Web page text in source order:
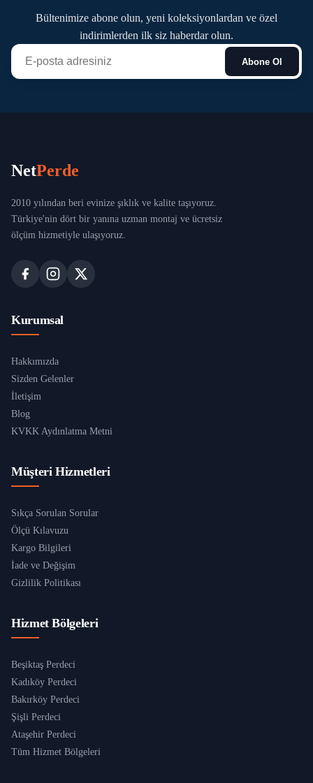
Bültenimize abone olun, yeni koleksiyonlardan ve özel
indirimlerden ilk siz haberdar olun.
Abone Ol
NetPerde
2010 yılından beri evinize şıklık ve kalite taşıyoruz.
Türkiye'nin dört bir yanına uzman montaj ve ücretsiz
ölçüm hizmetiyle ulaşıyoruz.
Kurumsal
Hakkımızda
Sizden Gelenler
İletişim
Blog
KVKK Aydınlatma Metni
Müşteri Hizmetleri
Sıkça Sorulan Sorular
Ölçü Kılavuzu
Kargo Bilgileri
İade ve Değişim
Gizlilik Politikası
Hizmet Bölgeleri
Beşiktaş Perdeci
Kadıköy Perdeci
Bakırköy Perdeci
Şişli Perdeci
Ataşehir Perdeci
Tüm Hizmet Bölgeleri